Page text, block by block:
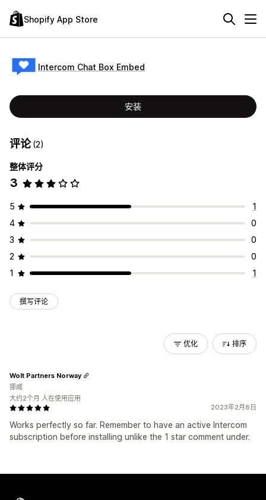
Shopify App Store
Intercom Chat Box Embed
安装
评论(2)
整体评分
3
5
1
4
0
3
0
2
0
1
1
撰写评论
优化 排序
2023年2月8日
Works perfectly so far. Remember to have an active Intercom
subscription before installing unlike the 1 star comment under.
Wolt Partners Norway
挪威
大约2个月 人在使用应用